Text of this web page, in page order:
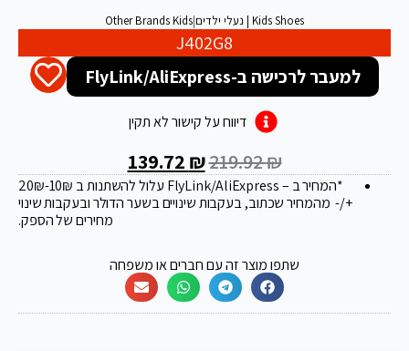
Kids Shoes | נעלי ילדים |
Other Brands Kids
J402G8
למעבר לרכישה ב-FlyLink/AliExpress
דיווח על קישור לא תקין
219.92₪
139.72 ₪
*המחיר ב – FlyLink/AliExpress עלול להשתנות ב 20 ₪-10₪
+/- מהמחיר שכתוב, בעקבות שינויים בשער הדולר ובעקבות שינוי
מחירים של הספק.
שתפו מוצר זה עם חברים או משפחה